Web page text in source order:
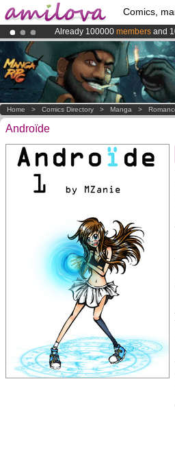
Comics,
Already 100000 members and
Premium membership from
AmilovaKickstarter is now LIVE!.
Home > Comics Directory > Manga >
Androïde